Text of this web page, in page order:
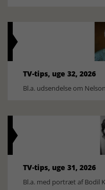
TV-tips, uge 32, 2026
Bl.a. udsendelse om
TV-tips, uge 31, 2026
Bl.a. med portræt af Bodil